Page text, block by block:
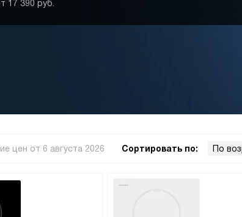
17 390 руб.
цен от 6 августа 2026 Сортировать по: По